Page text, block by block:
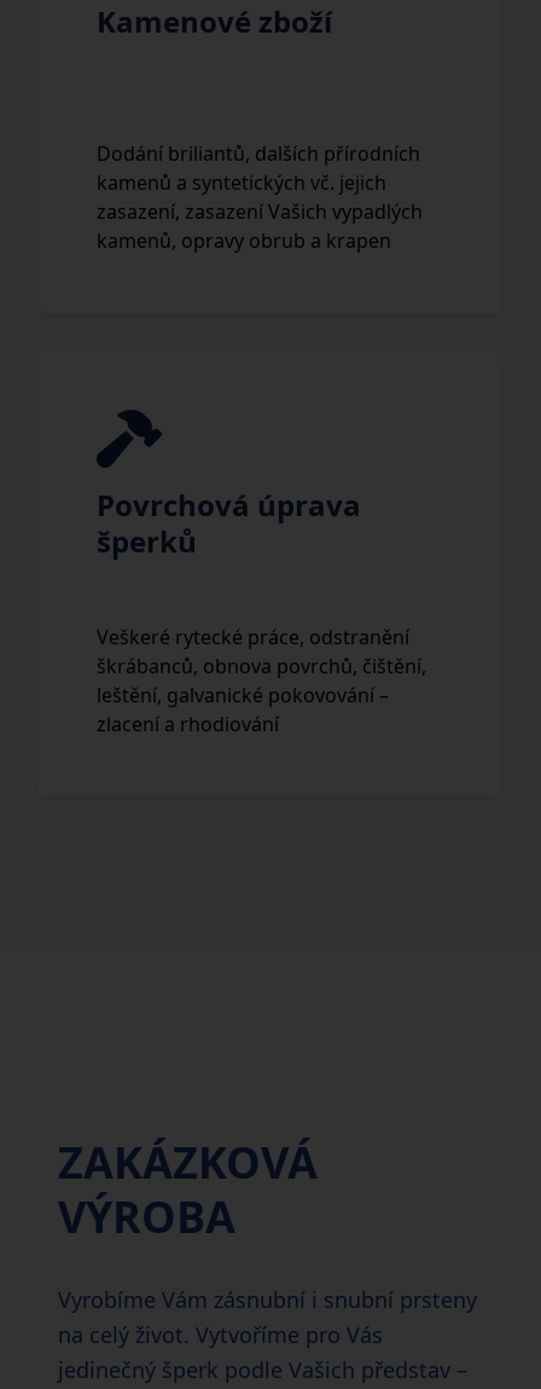
Kamenové zboží
Dodání briliantů, dalších přírodních
kamenů a syntetických vč. jejich
zasazení, zasazení Vašich vypadlých
kamenů, opravy obrub a krapen
Povrchová úprava
šperků
Veškeré rytecké práce, odstranění
škrábanců, obnova povrchů, čištění,
leštění, galvanické pokovování –
zlacení a rhodiování
ZAKÁZKOVÁ
VÝROBA
Vyrobíme Vám zásnubní i snubní prsteny
na celý život. Vytvoříme pro Vás
jedinečný šperk podle Vašich představ –